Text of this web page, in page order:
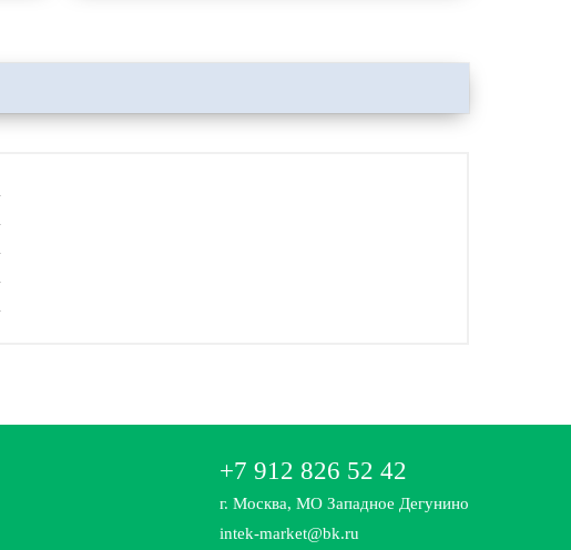
+7 912 826 52 42
г. Москва, МО Западное Дегунино
intek-market@bk.ru